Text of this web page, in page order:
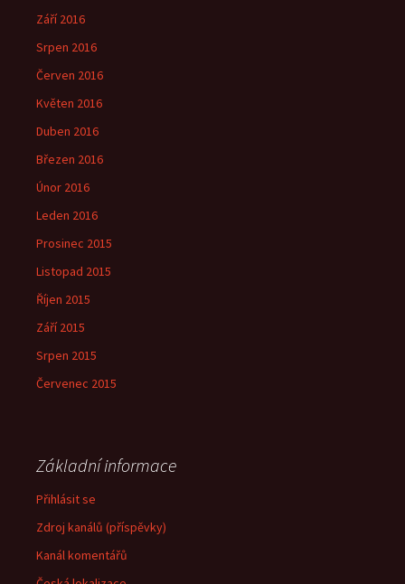
Září 2016
Srpen 2016
Červen 2016
Květen 2016
Duben 2016
Březen 2016
Únor 2016
Leden 2016
Prosinec 2015
Listopad 2015
Říjen 2015
Září 2015
Srpen 2015
Červenec 2015
Základní informace
Přihlásit se
Zdroj kanálů (příspěvky)
Kanál komentářů